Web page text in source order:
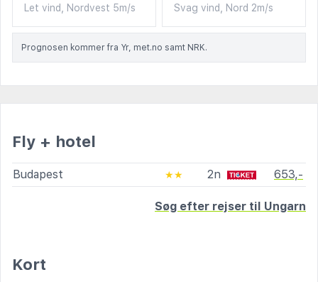
Let vind, Nordvest 5m/s
Svag vind, Nord 2m/s
Prognosen kommer fra Yr, met.no samt NRK.
Fly + hotel
Budapest ★★ 2n 653,-
Søg efter rejser til Ungarn
Kort